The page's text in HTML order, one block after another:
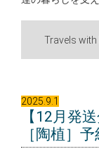
Travels with
2025.9.1
【12月発送
［陶植］ 予